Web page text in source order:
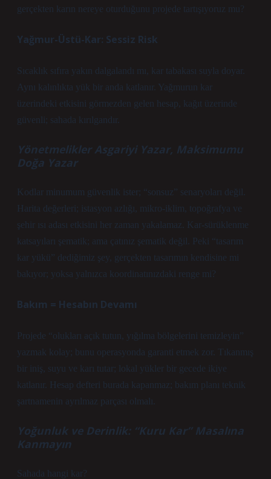
gerçekten karın nereye oturduğunu projede tartışıyoruz mu?
Yağmur-Üstü-Kar: Sessiz Risk
Sıcaklık sıfıra yakın dalgalandı mı, kar tabakası suyla doyar.
Aynı kalınlıkta yük bir anda katlanır. Yağmurun kar
üzerindeki etkisini görmezden gelen hesap, kağıt üzerinde
güvenli; sahada kırılgandır.
Yönetmelikler Asgariyi Yazar, Maksimumu
Doğa Yazar
Kodlar minumum güvenlik ister; “sonsuz” senaryoları değil.
Harita değerleri; istasyon azlığı, mikro-iklim, topoğrafya ve
şehir ısı adası etkisini her zaman yakalamaz. Kar-sürüklenme
katsayıları şematik; ama çatınız şematik değil. Peki “tasarım
kar yükü” dediğimiz şey, gerçekten tasarımın kendisine mi
bakıyor; yoksa yalnızca koordinatınızdaki renge mi?
Bakım = Hesabın Devamı
Projede “olukları açık tutun, yığılma bölgelerini temizleyin”
yazmak kolay; bunu operasyonda garanti etmek zor. Tıkanmış
bir iniş, suyu ve karı tutar; lokal yükler bir gecede ikiye
katlanır. Hesap defteri burada kapanmaz; bakım planı teknik
şartnamenin ayrılmaz parçası olmalı.
Yoğunluk ve Derinlik: “Kuru Kar” Masalına
Kanmayın
Sahada hangi kar?